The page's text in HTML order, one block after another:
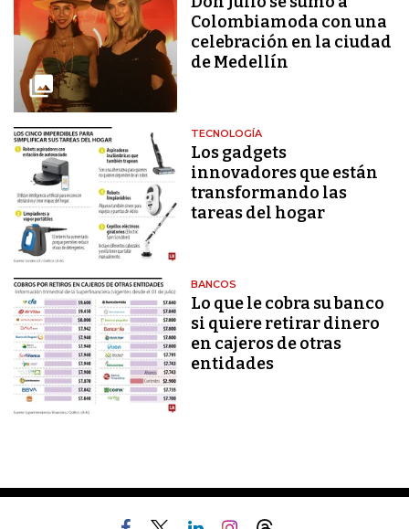
Colombiamoda con una
celebración en la ciudad
de Medellín
TECNOLOGÍA
Los gadgets
innovadores que están
transformando las
tareas del hogar
BANCOS
Lo que le cobra su banco
si quiere retirar dinero
en cajeros de otras
entidades